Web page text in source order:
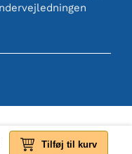
Tilføj til kurv